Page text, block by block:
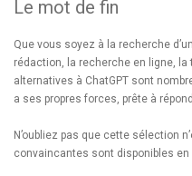
Le mot de fin
Que vous soyez à la recherche
rédaction, la recherche en ligne,
alternatives à ChatGPT sont
a ses propres forces, prête à
N’oubliez pas que cette sélection
convaincantes sont disponibles en